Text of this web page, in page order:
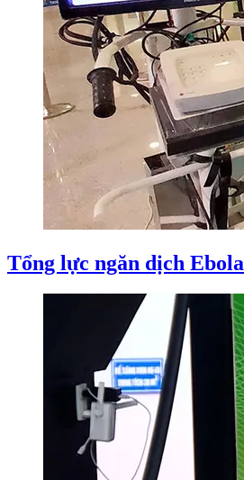
Tổng lực ngăn dịch Ebola